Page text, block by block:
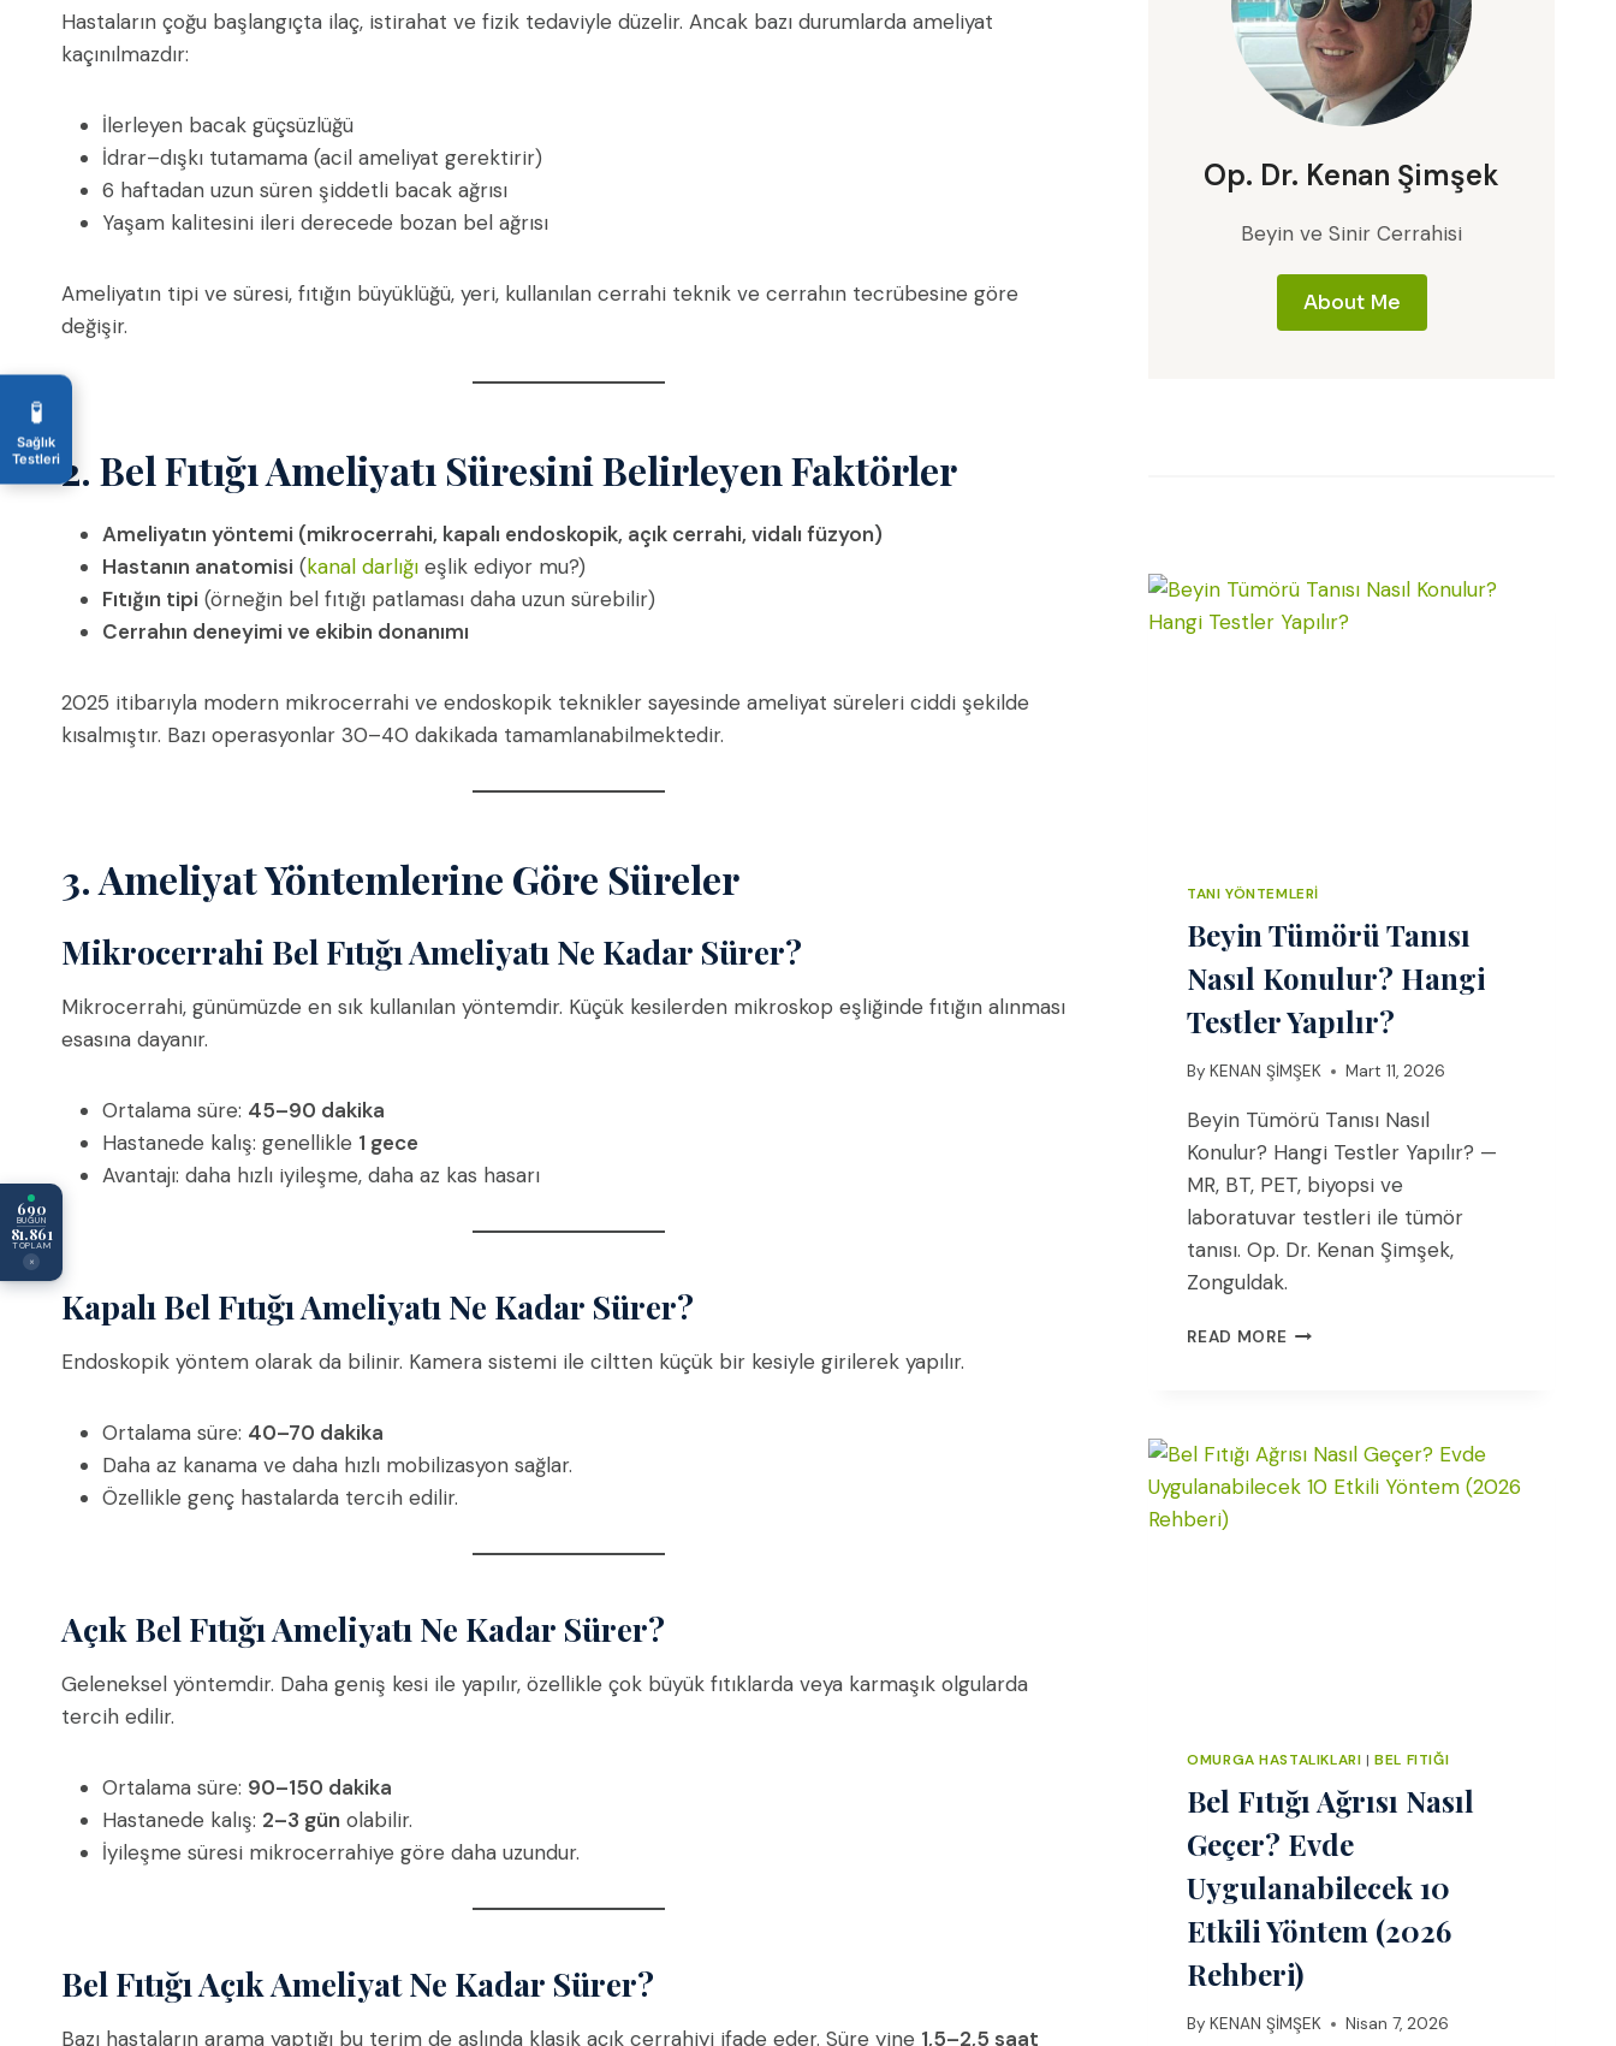
690
BUGÜN
81.861
TOPLAM
×
Hastaların çoğu başlangıçta ilaç, istirahat ve fizik tedaviyle düzelir. Ancak bazı durumlarda ameliyat
kaçınılmazdır:
İlerleyen bacak güçsüzlüğü
İdrar–dışkı tutamama (acil ameliyat gerektirir)
6 haftadan uzun süren şiddetli bacak ağrısı
Yaşam kalitesini ileri derecede bozan bel ağrısı
Ameliyatın tipi ve süresi, fıtığın büyüklüğü, yeri, kullanılan cerrahi teknik ve cerrahın tecrübesine göre
değişir.
2. Bel Fıtığı Ameliyatı Süresini Belirleyen Faktörler
Ameliyatın yöntemi (mikrocerrahi, kapalı endoskopik, açık cerrahi, vidalı füzyon)
Hastanın anatomisi (kanal darlığı eşlik ediyor mu?)
Fıtığın tipi (örneğin bel fıtığı patlaması daha uzun sürebilir)
Cerrahın deneyimi ve ekibin donanımı
2025 itibarıyla modern mikrocerrahi ve endoskopik teknikler sayesinde ameliyat süreleri ciddi şekilde
kısalmıştır. Bazı operasyonlar 30–40 dakikada tamamlanabilmektedir.
3. Ameliyat Yöntemlerine Göre Süreler
Mikrocerrahi Bel Fıtığı Ameliyatı Ne Kadar Sürer?
Mikrocerrahi, günümüzde en sık kullanılan yöntemdir. Küçük kesilerden mikroskop eşliğinde fıtığın alınması
esasına dayanır.
Ortalama süre: 45–90 dakika
Hastanede kalış: genellikle 1 gece
Avantajı: daha hızlı iyileşme, daha az kas hasarı
Kapalı Bel Fıtığı Ameliyatı Ne Kadar Sürer?
Endoskopik yöntem olarak da bilinir. Kamera sistemi ile ciltten küçük bir kesiyle girilerek yapılır.
Ortalama süre: 40–70 dakika
Daha az kanama ve daha hızlı mobilizasyon sağlar.
Özellikle genç hastalarda tercih edilir.
Açık Bel Fıtığı Ameliyatı Ne Kadar Sürer?
Geleneksel yöntemdir. Daha geniş kesi ile yapılır, özellikle çok büyük fıtıklarda veya karmaşık olgularda
tercih edilir.
Ortalama süre: 90–150 dakika
Hastanede kalış: 2–3 gün olabilir.
İyileşme süresi mikrocerrahiye göre daha uzundur.
Bel Fıtığı Açık Ameliyat Ne Kadar Sürer?
Bazı hastaların arama yaptığı bu terim de aslında klasik açık cerrahiyi ifade eder. Süre yine 1,5–2,5 saat
Op. Dr. Kenan Şimşek
Beyin ve Sinir Cerrahisi
About Me
TANI YÖNTEMLERI
Beyin Tümörü Tanısı
Nasıl Konulur? Hangi
Testler Yapılır?
By KENAN ŞİMŞEK Mart 11, 2026
Beyin Tümörü Tanısı Nasıl
Konulur? Hangi Testler Yapılır? —
MR, BT, PET, biyopsi ve
laboratuvar testleri ile tümör
tanısı. Op. Dr. Kenan Şimşek,
Zonguldak.
READ MOREBEYIN
HANGI
TESTLER
OMURGA HASTALIKLARI |BEL FITIĞI
Bel Fıtığı Ağrısı Nasıl
Geçer? Evde
Uygulanabilecek 10
Etkili Yöntem (2026
Rehberi)
By KENAN ŞİMŞEK Nisan 7, 2026
🧪
Sağlık
Testleri